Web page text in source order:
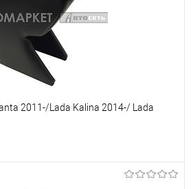
2011-/Lada Kalina 2014-/ Lada